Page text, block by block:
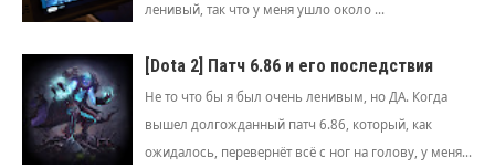
ленивый, так что у меня ушло около ...
[Dota 2] Патч 6.86 и его последствия
Не то что бы я был очень ленивым, но ДА. Когда
вышел долгожданный патч 6.86, который, как
ожидалось, перевернёт всё с ног на голову, у меня...